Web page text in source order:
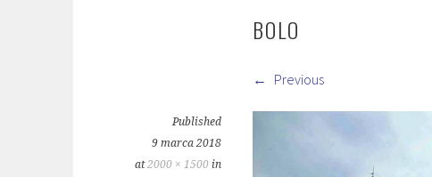
BOLO
Previous
Published
9 marca 2018
at2000 × 1500 in